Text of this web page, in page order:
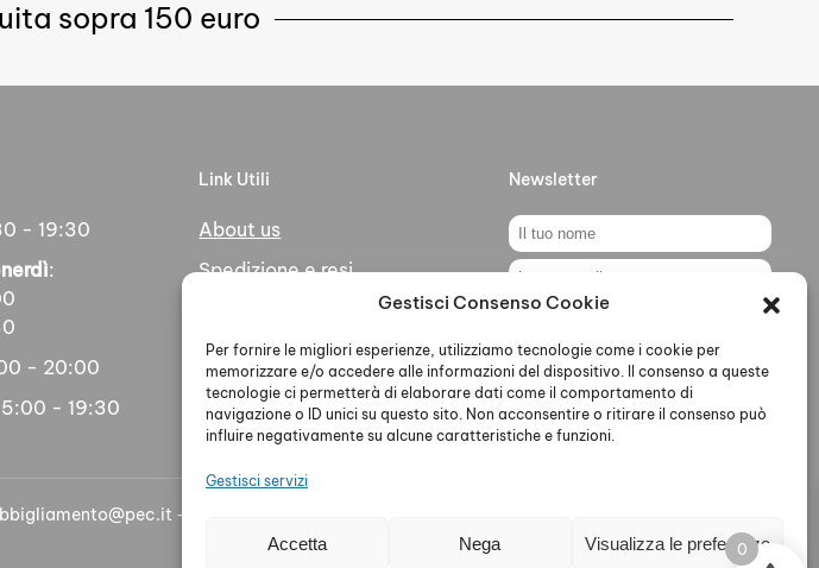
Gestisci Consenso Cookie
Per fornire le migliori esperienze, utilizziamo tecnologie come i cookie per
memorizzare e/o accedere alle informazioni del dispositivo. Il consenso a queste
tecnologie ci permetterà di elaborare dati come il comportamento di
navigazione o ID unici su questo sito. Non acconsentire o ritirare il consenso può
influire negativamente su alcune caratteristiche e funzioni.
Gestisci servizi
Accetta Nega Visualizza le preferenze
sopra 150 euro
- 19:30
:
- 20:00
- 19:30
Link Utili
About us
Spedizione e resi
Social
Newsletter
Ho letto accettato la Privacy
Policy
- Privacy Policy - Cookie Policy
0